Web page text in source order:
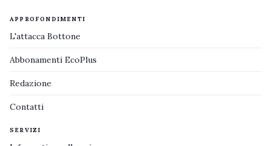
APPROFONDIMENTI
L'attacca Bottone
Abbonamenti EcoPlus
Redazione
Contatti
SERVIZI